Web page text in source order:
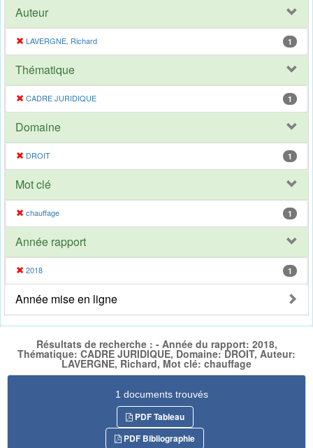
Auteur
LAVERGNE, Richard 1
Thématique
CADRE JURIDIQUE 1
Domaine
DROIT 1
Mot clé
chauffage 1
Année rapport
2018 1
Année mise en ligne
Résultats de recherche : - Année du rapport: 2018,
Thématique: CADRE JURIDIQUE, Domaine: DROIT, Auteur:
LAVERGNE, Richard, Mot clé: chauffage
1 documents trouvés
PDF Tableau
PDF Bibliographie